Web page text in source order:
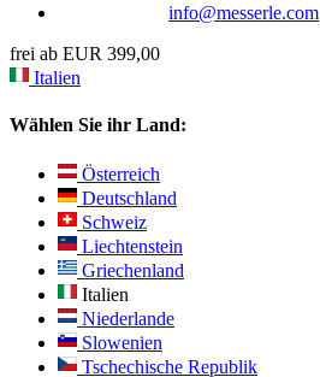
info@messerle.com
frei ab EUR 399,00
Italien
Wählen Sie ihr Land:
Österreich
Deutschland
Schweiz
Liechtenstein
Griechenland
Italien
Niederlande
Slowenien
Tschechische Republik